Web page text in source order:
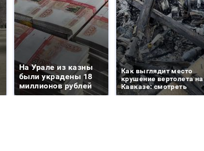
На Урале из казны
были украдены 18
миллионов рублей
Как выглядит место
крушение вертолета на
Кавказе: смотреть